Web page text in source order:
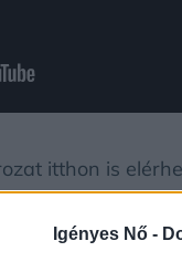
Igényes Nő -
itthon is
is!